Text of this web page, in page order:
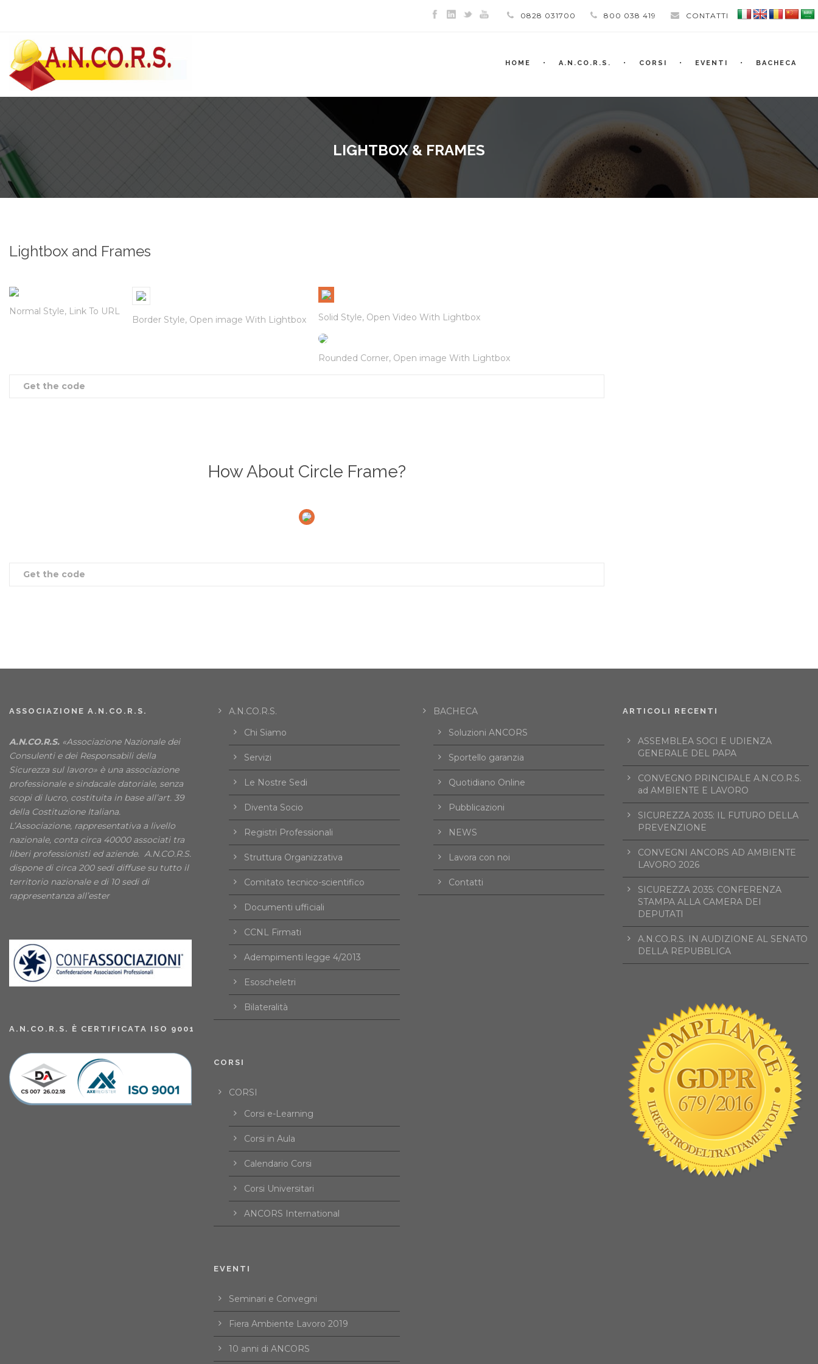
0828 031700 800 038 419 CONTATTI
HOME A.N.CO.R.S. CORSI EVENTI BACHECA
LIGHTBOX & FRAMES
Lightbox and Frames
Normal Style, Link To URL
Border Style, Open image With Lightbox Solid Style, Open Video With Lightbox
Rounded Corner, Open image With Lightbox
Get the code
How About Circle Frame?
Get the code
ASSOCIAZIONE A.N.CO.R.S.
A.N.CO.R.S. «Associazione Nazionale dei
Consulenti e dei Responsabili della
Sicurezza sul lavoro» è una associazione
professionale e sindacale datoriale, senza
scopi di lucro, costituita in base all’art. 39
della Costituzione Italiana.
L’Associazione, rappresentativa a livello
nazionale, conta circa 40000 associati tra
liberi professionisti ed aziende. A.N.CO.R.S.
dispone di circa 200 sedi diffuse su tutto il
territorio nazionale e di 10 sedi di
rappresentanza all’ester
A.N.CO.R.S. È CERTIFICATA ISO 9001
A.N.CO.R.S.
Chi Siamo
Servizi
Le Nostre Sedi
Diventa Socio
Registri Professionali
Struttura Organizzativa
Comitato tecnico-scientifico
Documenti ufficiali
CCNL Firmati
Adempimenti legge 4/2013
Esoscheletri
Bilateralità
CORSI
CORSI
Corsi e-Learning
Corsi in Aula
Calendario Corsi
Corsi Universitari
ANCORS International
EVENTI
Seminari e Convegni
Fiera Ambiente Lavoro 2019
10 anni di ANCORS
BACHECA
Soluzioni ANCORS
Sportello garanzia
Quotidiano Online
Pubblicazioni
NEWS
Lavora con noi
Contatti
ARTICOLI RECENTI
ASSEMBLEA SOCI E UDIENZA
GENERALE DEL PAPA
CONVEGNO PRINCIPALE A.N.CO.R.S.
ad AMBIENTE E LAVORO
SICUREZZA 2035: IL FUTURO DELLA
PREVENZIONE
CONVEGNI ANCORS AD AMBIENTE
LAVORO 2026
SICUREZZA 2035: CONFERENZA
STAMPA ALLA CAMERA DEI
DEPUTATI
A.N.CO.R.S. IN AUDIZIONE AL SENATO
DELLA REPUBBLICA